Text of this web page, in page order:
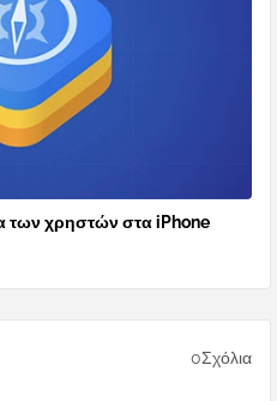
των χρηστών στα iPhone
0Σχόλια